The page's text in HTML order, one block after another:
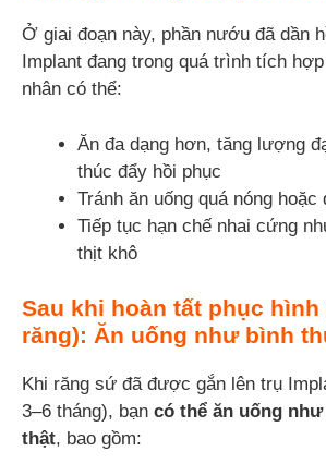
Ở giai đoạn này, phần nướu đã dần
Implant đang trong quá trình tích
nhân có thể:
Ăn đa dạng hơn, tăng lượng
thúc đẩy hồi phục
Tránh ăn uống quá nóng hoặc
Tiếp tục hạn chế nhai cứng
thịt khô
Sau khi hoàn tất phục hình
răng): Ăn uống như bình
Khi răng sứ đã được gắn lên trụ
3–6 tháng), bạn có thể ăn uống
thật, bao gồm: